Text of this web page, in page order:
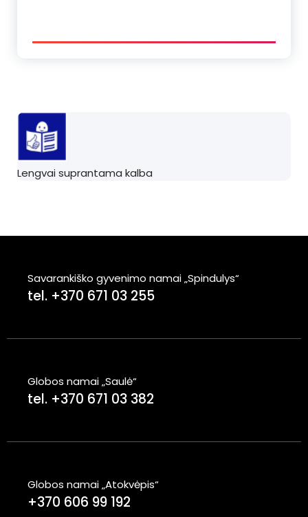
Lengvai suprantama kalba
Savarankiško gyvenimo namai „Spindulys“
tel. +370 671 03 255
Globos namai „Saulė“
tel. +370 671 03 382
Globos namai „Atokvėpis“
+370 606 99 192